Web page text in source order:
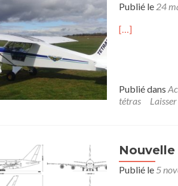
Publié le 24
[…]
Publié dans
tétras
Publié le 5